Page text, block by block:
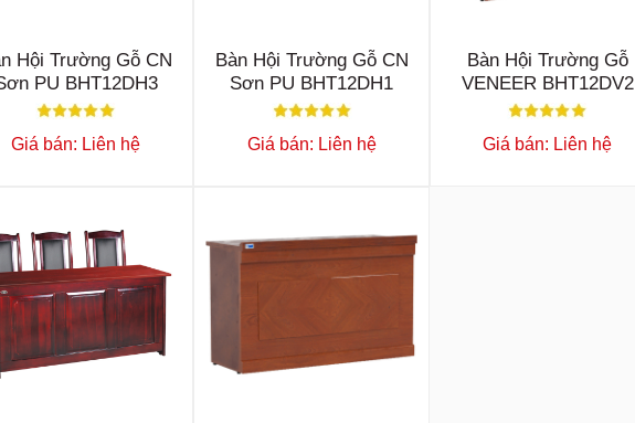
Hội Trường Gỗ CN
PU BHT12DH3
Giá bán: Liên hệ
Bàn Hội Trường Gỗ CN
Sơn PU BHT12DH1
Giá bán: Liên hệ
Bàn Hội Trường Gỗ
VENEER BHT12DV2
Giá bán: Liên hệ